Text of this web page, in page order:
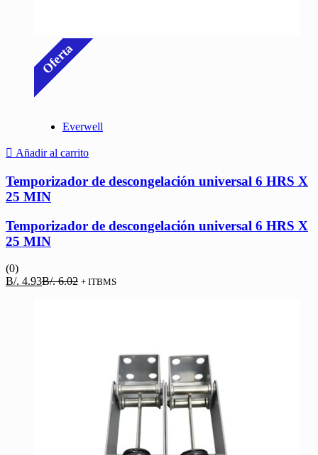
Oferta
Everwell
Añadir al carrito
Temporizador de descongelación universal 6 HRS X
25 MIN
Temporizador de descongelación universal 6 HRS X
25 MIN
(0)
B/. 4.93El
B/.6.02 El
+ ITBMS